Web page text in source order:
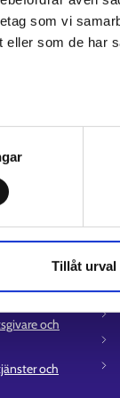
som vi
som de har
Tillåt urval
och
och